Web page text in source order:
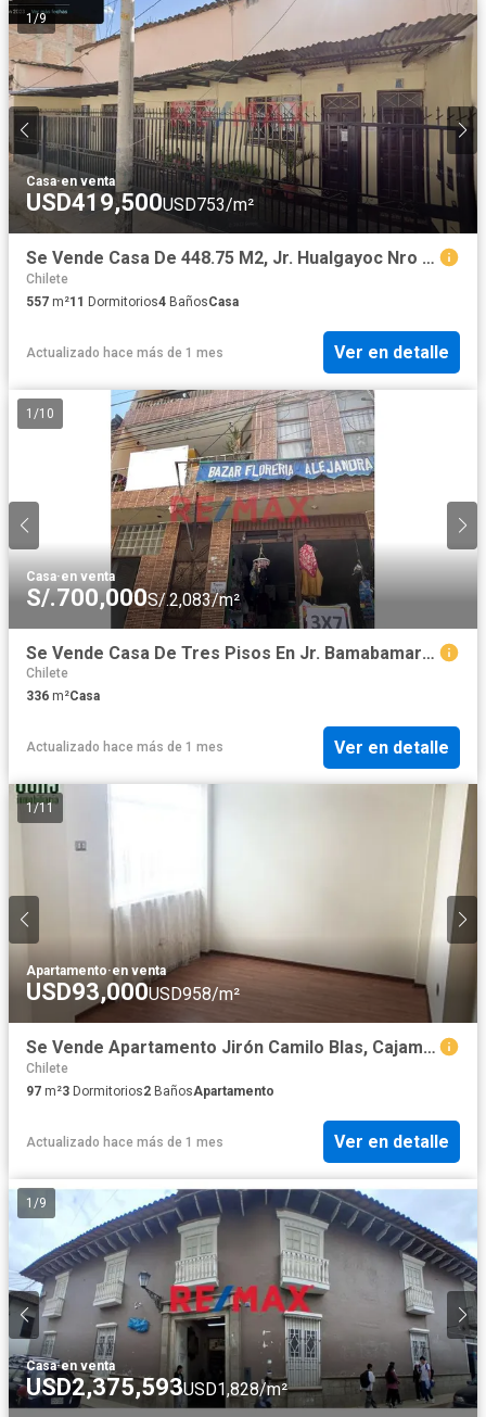
1 /9
Casa·en venta
USD419,500USD753/m²
Se Vende Casa De 448.75 M2, Jr. Hualgayoc Nro 233, Barrio San José, Cajamarca
Chilete
557 m²11 Dormitorios4 BañosCasa
Actualizado hace más de 1 mes Ver en detalle
1 /10
Casa·en venta
S/.700,000S/.2,083/m²
Se Vende Casa De Tres Pisos En Jr. Bamabamarca 148 A 4 Cuadras De La Plaza De Armas, Cajamarca
Chilete
336 m²Casa
Actualizado hace más de 1 mes Ver en detalle
1/11
Apartamento·en venta
USD93,000USD958/m²
Se Vende Apartamento Jirón Camilo Blas, Cajamarca
Chilete
97 m²3 Dormitorios2 BañosApartamento
Actualizado hace más de 1 mes Ver en detalle
1 /9
Casa·en venta
USD2,375,593USD1,828/m²